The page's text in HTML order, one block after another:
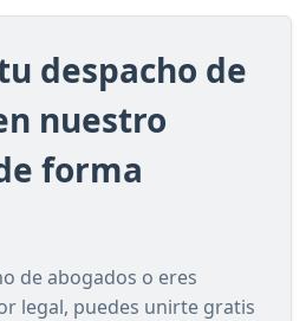
despacho de
nuestro
forma
de abogados o eres
legal, puedes unirte gratis